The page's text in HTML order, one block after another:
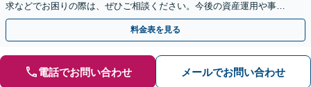
求などでお困りの際は、ぜひご相談ください。今後の資産運用や事業
継続を見据えた最適な解決を目指します。【WEB面談可】
料金表を見る
電話でお問い合わせ メールでお問い合わせ